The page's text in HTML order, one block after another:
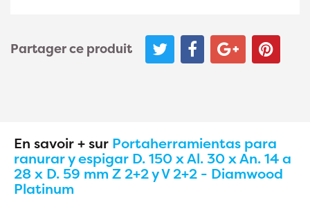
Partager ce produit
En savoir + sur Portaherramientas para
ranurar y espigar D. 150 x Al. 30 x An. 14 a
28 x D. 59 mm Z 2+2 y V 2+2 - Diamwood
Platinum